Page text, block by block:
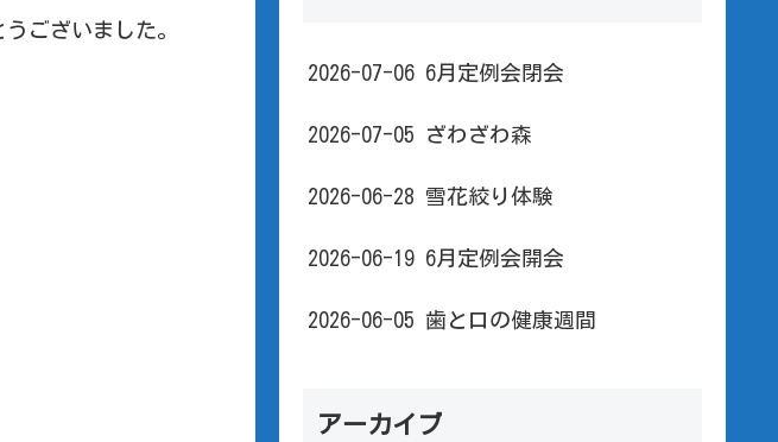
ございました。
2026-07-06 6月定例会閉会
2026-07-05 ざわざわ森
2026-06-28 雪花絞り体験
2026-06-19 6月定例会開会
2026-06-05 歯と口の健康週間
アーカイブ